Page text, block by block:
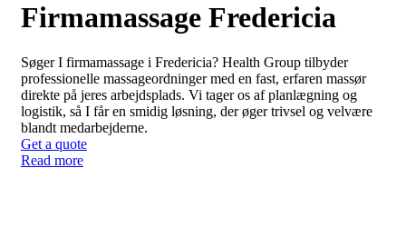
Firmamassage Fredericia
Søger I firmamassage i Fredericia? Health Group tilbyder
professionelle massageordninger med en fast, erfaren massør
direkte på jeres arbejdsplads. Vi tager os af planlægning og
logistik, så I får en smidig løsning, der øger trivsel og velvære
blandt medarbejderne.
Get a quote
Read more